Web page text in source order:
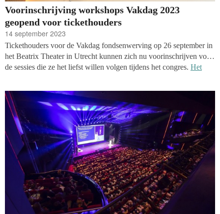
Voorinschrijving workshops Vakdag 2023
geopend voor tickethouders
14 september 2023
Tickethouders voor de Vakdag fondsenwerving op 26 september in
het Beatrix Theater in Utrecht kunnen zich nu voorinschrijven voor
de sessies die ze het liefst willen volgen tijdens het congres. Het